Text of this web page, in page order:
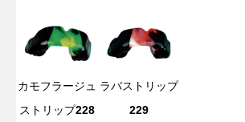
カモフラージュ
ストリップ228
ラバストリップ
229